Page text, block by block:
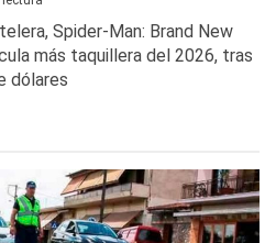
Spider-Man: Brand New
más taquillera del 2026, tras
dólares